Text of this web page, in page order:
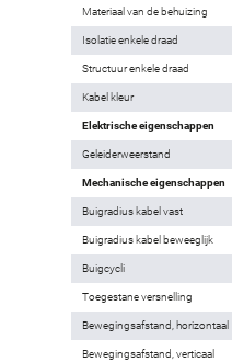
Materiaal van de behuizing
Isolatie enkele draad
Structuur enkele draad
Kabel kleur
Elektrische eigenschappen
Geleiderweerstand
Mechanische eigenschappen
Buigradius kabel vast
Buigradius kabel beweeglijk
Buigcycli
Toegestane versnelling
Bewegingsafstand, horizontaal
Bewegingsafstand, verticaal